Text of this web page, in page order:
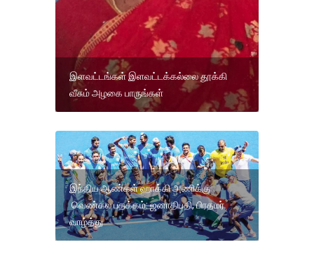
இளவட்டங்கள் இளவட்டக்கல்லை தூக்கி
வீசும் அழகை பாருங்கள்
இந்திய ஆண்கள் ஹாக்கி அணிக்கு
வெண்கல பதக்கம்: ஜனாதிபதி, பிரதமர்
வாழ்த்து